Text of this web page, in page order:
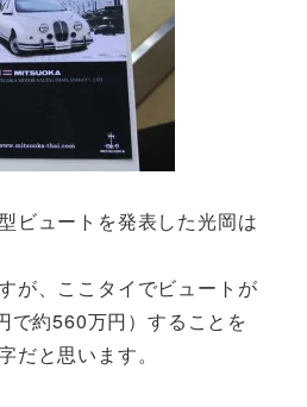
ビュートを発表した光岡は
が、ここタイでビュートが
で約560万円）することを
だと思います。